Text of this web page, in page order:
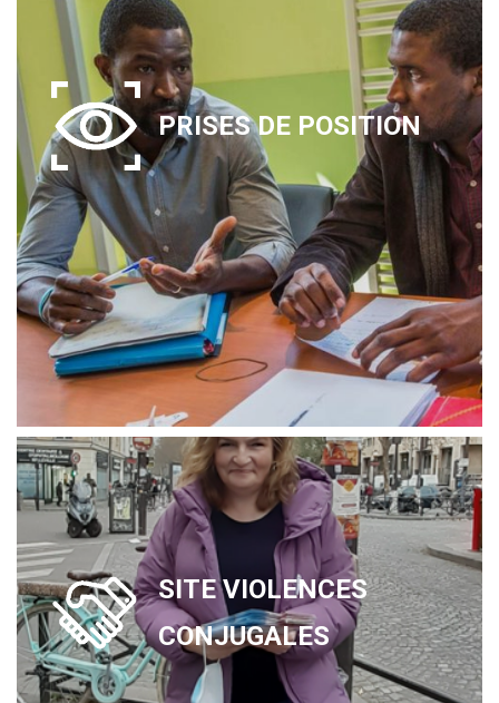
PRISES DE POSITION
SITE VIOLENCES
CONJUGALES